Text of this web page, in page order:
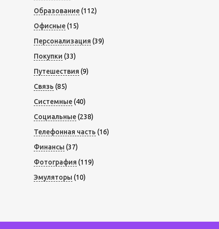
Образование(112)
Офисные(15)
Персонализация (39)
Покупки (33)
Путешествия (9)
Связь (85)
Системные(40)
Социальные(238)
Телефонная часть (16)
Финансы (37)
Фотография (119)
Эмуляторы (10)